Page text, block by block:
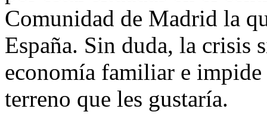
Comunidad de Madrid la
España. Sin duda, la crisis
economía familiar e impide
terreno que les gustaría.